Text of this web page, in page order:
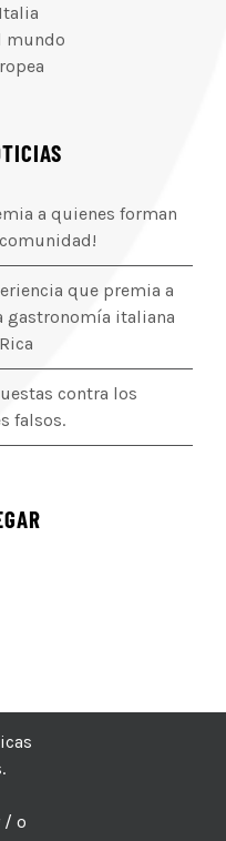
mundo
a quienes forman
que premia a
gastronomía italiana
contra los
falsos.
/ o